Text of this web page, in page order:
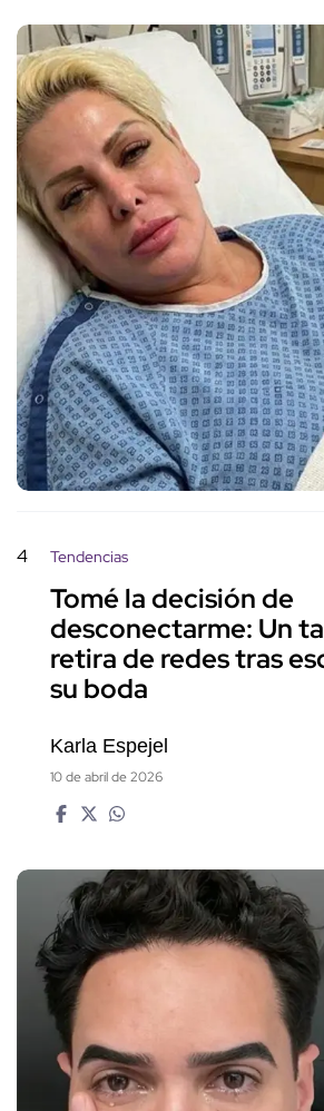
4 Tendencias
Tomé la decisión de
desconectarme: Un
retira de redes tras
su boda
Karla Espejel
10 de abril de 2026